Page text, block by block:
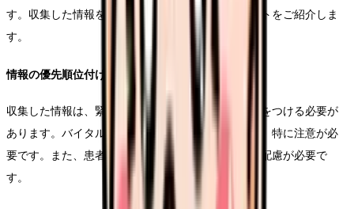
す。収集した情報を効果的に活用するためのポイントをご紹介しま
す。
情報の優先順位付け
収集した情報は、緊急性や重要度に応じて優先順位をつける必要が
あります。バイタルサインの異常や急性症状などは、特に注意が必
要です。また、患者さんの訴えや気持ちにも十分な配慮が必要で
す。